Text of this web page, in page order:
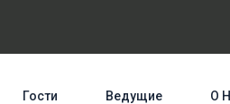
Гости Ведущие О